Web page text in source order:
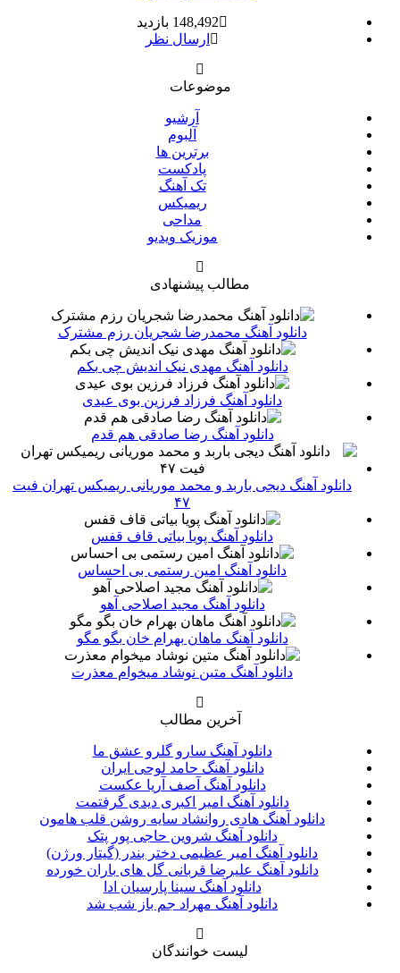
148,492 بازدید
ارسال نظر
موضوعات
آرشیو
آلبوم
برترین ها
پادکست
تک آهنگ
ریمیکس
مداحی
موزیک ویدیو
مطالب پیشنهادی
دانلود آهنگ محمدرضا شجریان رزم مشترک
دانلود آهنگ مهدی نیک اندیش چی بکم
دانلود آهنگ فرزاد فرزین بوی عیدی
دانلود آهنگ رضا صادقی هم قدم
دانلود آهنگ دیجی باربد و محمد موریانی ریمیکس تهران فیت
۴۷
دانلود آهنگ پویا بیاتی قاف قفس
دانلود آهنگ امین رستمی بی احساس
دانلود آهنگ مجید اصلاحی آهو
دانلود آهنگ ماهان بهرام خان بگو مگو
دانلود آهنگ متین نوشاد میخوام معذرت
آخرین مطالب
دانلود آهنگ سارو گلرو عشق ما
دانلود آهنگ حامد لوحی ایران
دانلود آهنگ آصف آریا عکست
دانلود آهنگ امیر اکبری دیدی گرفتمت
دانلود آهنگ هادی روانشاد سایه روشن قلب هامون
دانلود آهنگ شروین حاجی پور پتک
دانلود آهنگ امیر عظیمی دختر بندر (گیتار ورژن)
دانلود آهنگ علیرضا قربانی گل های باران خورده
دانلود آهنگ سینا پارسیان ادا
دانلود آهنگ مهراد جم باز شب شد
لیست خوانندگان